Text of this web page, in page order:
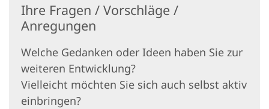
Ihre Fragen / Vorschläge /
Anregungen
Welche Gedanken oder Ideen haben Sie zur
weiteren Entwicklung?
Vielleicht möchten Sie sich auch selbst aktiv
einbringen?